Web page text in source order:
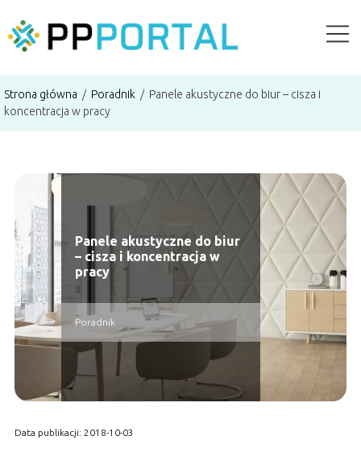
Strona główna / Poradnik / Panele akustyczne do biur – cisza i
koncentracja w pracy
Panele akustyczne do biur
– cisza i koncentracja w
pracy
Poradnik
Data publikacji: 2018-10-03